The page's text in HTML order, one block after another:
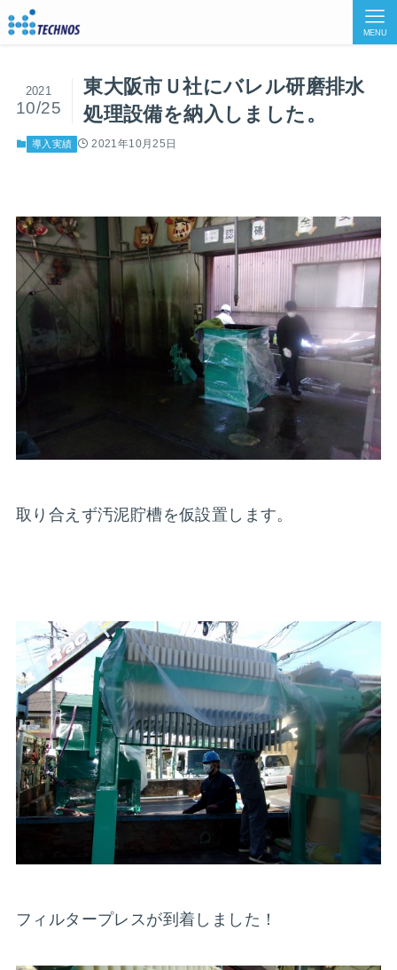
MENU
東大阪市Ｕ社にバレル研磨排水
処理設備を納入しました。
2021
10/25
導入実績 2021年10月25日
取り合えず汚泥貯槽を仮設置します。
フィルタープレスが到着しました！